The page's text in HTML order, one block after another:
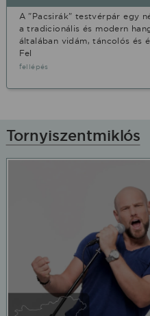
A "Pacsirák" testvérpár egy
a tradicionális és modern
általában vidám, táncolós és
Fel
fellépés
Tornyiszentmiklós